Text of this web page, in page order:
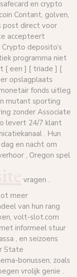
en crypto
Contant, golven,
post direct voor
accepteert
deposito’s
programma niet
[ een ] [ triade ] [
opslagplaats
fonds uitleg
mutant sporting
zonder Associate
levert 24/7 klant
. Hun
en nacht om
, Oregon spel
vragen .
meer
van hun rang
volt-slot.com
informeel stuur
, en seizoens
State
bonussen, zoals
vrolijk genie .